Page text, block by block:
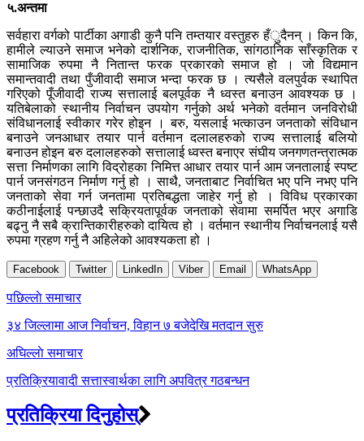
५.अन्तमा
सर्वहारा वर्गको पार्टीका अगाडी कुनै पनि तम्तयार वस्तुहरु हँुदैनन् । किन कि,
हामीले ल्याउने समाज भनेको दार्शनिक, राजनीतिक, सांगठानिक साँस्कृतिक र
सामाजिक रुपमा नै नितान्त फरक प्रकारको समाज हो । जो विद्यमान
समान्तवादी तथा पुँजीवादी समाज भन्दा फरक छ । त्यसैले वलपुर्वक स्थापित
गरिएको पूँजीवादी राज्य सत्तालाई बलपूर्वक नै ध्वस्त बनाउन आवश्यक छ ।
यतिबेलाको स्थानीय निर्वाचन उपयोग गर्नुको अर्थ भनेको वर्तमान जनविरोधी
संविधानलाई स्वीकार गरेर होइन । बरु, यसलाई भत्काउन जनताको संविधान
बनाउने जनआधार तयार पार्न वर्तमान दलालहरुको राज्य सत्तालाई बलियो
बनाउन होइन बरु दलालहरुको सत्तालाई ध्वस्त बनाएर संघीय जनगणतन्त्रात्मक
सत्ता निर्माणका लागि विद्रोहका निमित्त आधार तयार पार्न आम जनतालाई स्पष्ट
पार्न जनसंगठन निर्माण गर्नु हो । साथै, जनताबाट निर्वाचित भए पनि नभए पनि
जनताको सेवा गर्न जनतामा प्रतिबद्धता जाहेर गर्नु हो । विविध प्रकारका
कठीनाईलाई पन्छाउदै सक्रियतापूर्वक जनताको सेवामा समर्पित भएर अगाडि
बढ्नु नै सबै क्रान्तिकारीहरुको दायित्व हो । वर्तमान स्थानीय निर्वाचनलाई यसै
रुपमा ग्रहण गर्नु नै अहिलेको आवश्यकता हो ।
Facebook Twitter LinkedIn Viber Email WhatsApp
Post
navigation
पछिल्लाे समाचार
३४ जिल्लामा आज निर्वाचन, विहान ७ बजेदेखि मतदान सुरु
अघिल्लाे समाचार
प्रतिक्रियावादी सत्तास्वार्थका लागि अपवित्र गठबन्धन
प्रतिक्रिया दिनुहोस्